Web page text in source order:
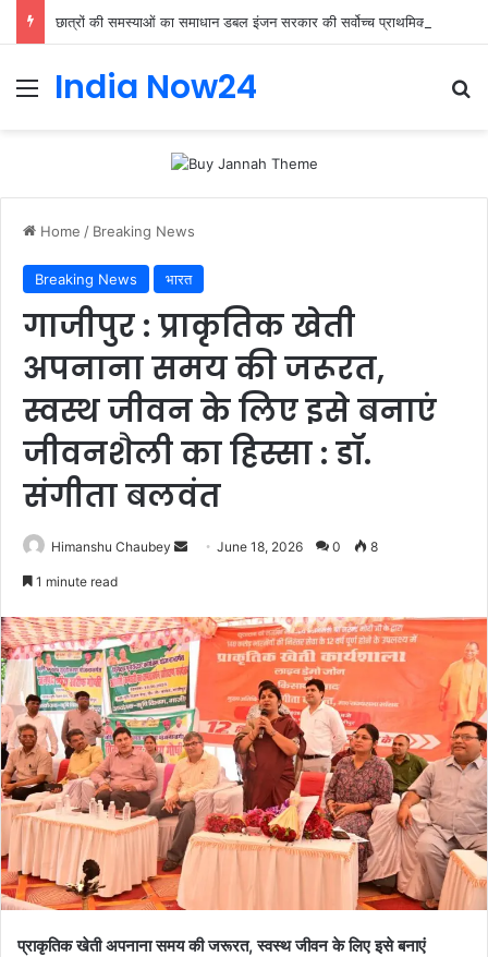
India Now24
Home / Breaking News
Breaking News भारत
गाजीपुर : प्राकृतिक खेती
अपनाना समय की जरूरत,
स्वस्थ जीवन के लिए इसे बनाएं
जीवनशैली का हिस्सा : डॉ.
संगीता बलवंत
Himanshu Chaubey June 18, 2026 0 8
1 minute read
प्राकृतिक खेती अपनाना समय की जरूरत, स्वस्थ जीवन के लिए इसे बनाएं